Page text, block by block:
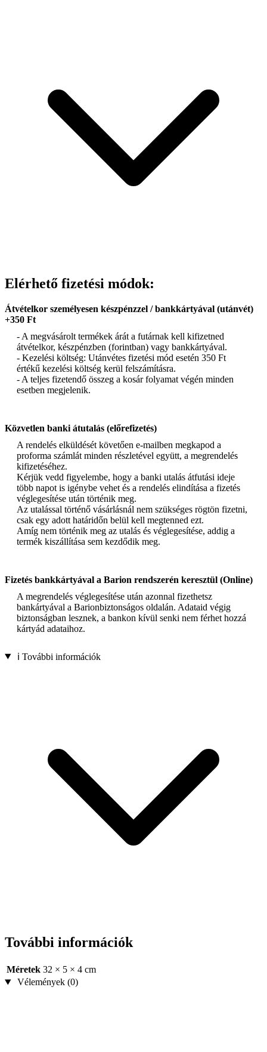
Elérhető fizetési módok:
Átvételkor személyesen készpénzzel / bankkártyával (utánvét)
+350 Ft
- A megvásárolt termékek árát a futárnak kell kifizetned
átvételkor, készpénzben (forintban) vagy bankkártyával.
- Kezelési költség: Utánvétes fizetési mód esetén 350 Ft
értékű kezelési költség kerül felszámításra.
- A teljes fizetendő összeg a kosár folyamat végén minden
esetben megjelenik.
Közvetlen banki átutalás (előrefizetés)
A rendelés elküldését követően e-mailben megkapod a
proforma számlát minden részletével együtt, a megrendelés
kifizetéséhez.
Kérjük vedd figyelembe, hogy a banki utalás átfutási ideje
több napot is igénybe vehet és a rendelés elindítása a fizetés
véglegesítése után történik meg.
Az utalással történő vásárlásnál nem szükséges rögtön fizetni,
csak egy adott határidőn belül kell megtenned ezt.
Amíg nem történik meg az utalás és véglegesítése, addig a
termék kiszállítása sem kezdődik meg.
Fizetés bankkártyával a Barion rendszerén keresztül (Online)
A megrendelés véglegesítése után azonnal fizethetsz
bankártyával a Barionbiztonságos oldalán. Adataid végig
biztonságban lesznek, a bankon kívül senki nem férhet hozzá
kártyád adataihoz.
ℹ️ További információk
További információk
Méretek 32 × 5 × 4 cm
Vélemények (0)